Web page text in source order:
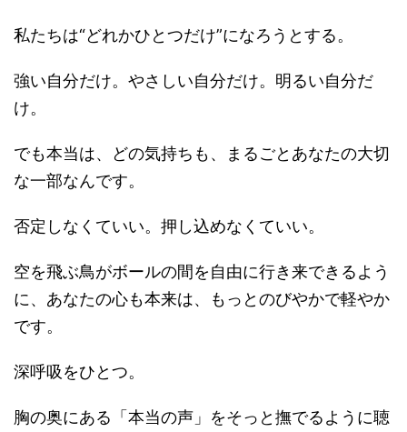
私たちは“どれかひとつだけ”になろうとする。
強い自分だけ。やさしい自分だけ。明るい自分だ
け。
でも本当は、どの気持ちも、まるごとあなたの大切
な一部なんです。
否定しなくていい。押し込めなくていい。
空を飛ぶ鳥がボールの間を自由に行き来できるよう
に、あなたの心も本来は、もっとのびやかで軽やか
です。
深呼吸をひとつ。
胸の奥にある「本当の声」をそっと撫でるように聴